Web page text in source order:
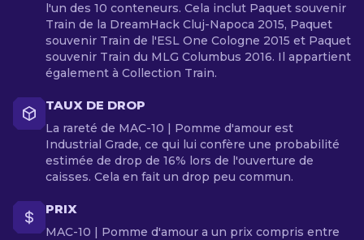
l'un des 10 conteneurs. Cela inclut Paquet souvenir
Train de la DreamHack Cluj-Napoca 2015, Paquet
souvenir Train de l'ESL One Cologne 2015 et Paquet
souvenir Train du MLG Columbus 2016. Il appartient
également à Collection Train.
TAUX DE DROP
La rareté de MAC-10 | Pomme d'amour est
Industrial Grade, ce qui lui confère une probabilité
estimée de drop de 16% lors de l'ouverture de
caisses. Cela en fait un drop peu commun.
PRIX
MAC-10 | Pomme d'amour a un prix compris entre